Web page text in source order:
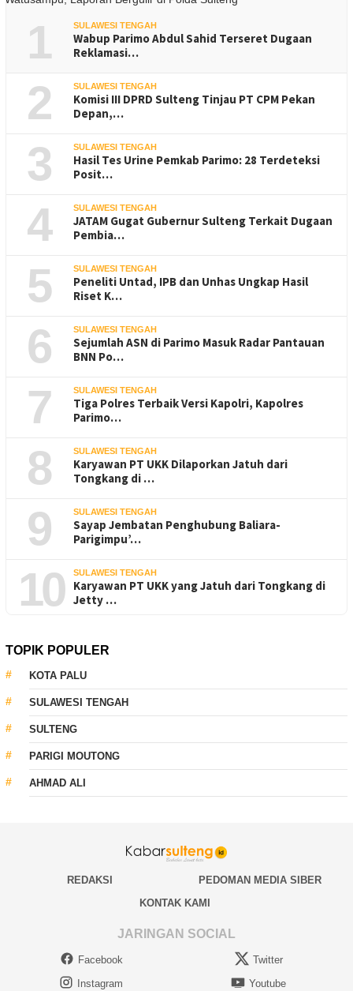
1 SULAWESI TENGAH
Wabup Parimo Abdul Sahid Terseret Dugaan
Reklamasi…
2 SULAWESI TENGAH
Komisi III DPRD Sulteng Tinjau PT CPM Pekan
Depan,…
3 SULAWESI TENGAH
Hasil Tes Urine Pemkab Parimo: 28 Terdeteksi
Posit…
4 SULAWESI TENGAH
JATAM Gugat Gubernur Sulteng Terkait Dugaan
Pembia…
5 SULAWESI TENGAH
Peneliti Untad, IPB dan Unhas Ungkap Hasil
Riset K…
6 SULAWESI TENGAH
Sejumlah ASN di Parimo Masuk Radar Pantauan
BNN Po…
7 SULAWESI TENGAH
Tiga Polres Terbaik Versi Kapolri, Kapolres
Parimo…
8 SULAWESI TENGAH
Karyawan PT UKK Dilaporkan Jatuh dari
Tongkang di …
9 SULAWESI TENGAH
Sayap Jembatan Penghubung Baliara-
Parigimpu’…
10 SULAWESI TENGAH
Karyawan PT UKK yang Jatuh dari Tongkang di
Jetty …
TOPIK POPULER
KOTA PALU
SULAWESI TENGAH
SULTENG
PARIGI MOUTONG
AHMAD ALI
REDAKSI
PEDOMAN MEDIA SIBER
KONTAK KAMI
JARINGAN SOCIAL
Facebook
Twitter
Instagram
Youtube